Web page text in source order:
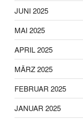
JUNI 2025
MAI 2025
APRIL 2025
MÄRZ 2025
FEBRUAR 2025
JANUAR 2025